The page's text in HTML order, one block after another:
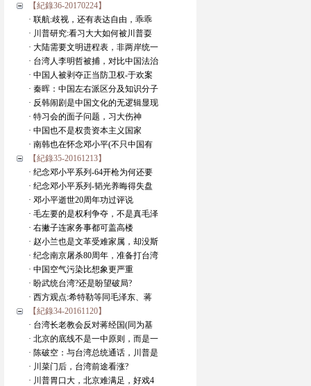
【紀錄36-20170224】
· 联航:歧视，还有表达自由，乖乖
· 川普研究:看习大大如何被川普耍
· 大陆需要文明进程表，非两岸统一
· 台湾人李明哲被捕，对比中国法治
· 中国人被剥夺正当防卫权-于欢案
· 秦晖：中国左右派区分及知识分子
· 反韩闹剧是中国文化的无逻辑显现
· 特习会的面子问题，习大伤神
· 中国也不是权贵资本主义国家
· 南韩也在怀念邓小平(不只中国有
【紀錄35-20161213】
· 纪念邓小平系列-64开枪为何还要
· 纪念邓小平系列-韬光养晦得失盘
· 邓小平逝世20周年功过评说
· 毛左要的是权利争夺，不是真毛泽
· 右撇子连家务事都可盖高楼
· 赵小兰也是文革受难家属，却没斯
· 纪念南京屠杀80周年，准备打台湾
· 中国空气污染比想象更严重
· 盼武统台湾?还是盼望破局?
· 西方观点:希特勒等同毛泽东、蒋
【紀錄34-20161120】
· 台湾长老教会反对蒋经国(同为基
· 北京的底线不是一中原则，而是一
· 陈破空：与台湾总统通话，川普是
· 川菜门后，台湾前途看涨?
· 川普胃口大，北京难满足，好戏4